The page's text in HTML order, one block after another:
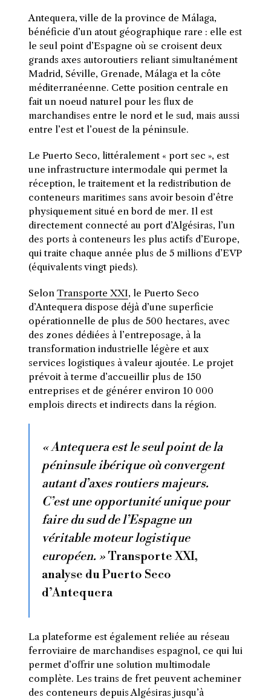
Antequera, ville de la province de Málaga,
bénéficie d’un atout géographique rare : elle est
le seul point d’Espagne où se croisent deux
grands axes autoroutiers reliant simultanément
Madrid, Séville, Grenade, Málaga et la côte
méditerranéenne. Cette position centrale en
fait un noeud naturel pour les flux de
marchandises entre le nord et le sud, mais aussi
entre l’est et l’ouest de la péninsule.
Le Puerto Seco, littéralement « port sec », est
une infrastructure intermodale qui permet la
réception, le traitement et la redistribution de
conteneurs maritimes sans avoir besoin d’être
physiquement situé en bord de mer. Il est
directement connecté au port d’Algésiras, l’un
des ports à conteneurs les plus actifs d’Europe,
qui traite chaque année plus de 5 millions d’EVP
(équivalents vingt pieds).
Selon Transporte XXI, le Puerto Seco
d’Antequera dispose déjà d’une superficie
opérationnelle de plus de 500 hectares, avec
des zones dédiées à l’entreposage, à la
transformation industrielle légère et aux
services logistiques à valeur ajoutée. Le projet
prévoit à terme d’accueillir plus de 150
entreprises et de générer environ 10 000
emplois directs et indirects dans la région.
« Antequera est le seul point de la
péninsule ibérique où convergent
autant d’axes routiers majeurs.
C’est une opportunité unique pour
faire du sud de l’Espagne un
véritable moteur logistique
européen. »Transporte XXI,
analyse du Puerto Seco
d’Antequera
La plateforme est également reliée au réseau
ferroviaire de marchandises espagnol, ce qui lui
permet d’offrir une solution multimodale
complète. Les trains de fret peuvent acheminer
des conteneurs depuis Algésiras jusqu’à